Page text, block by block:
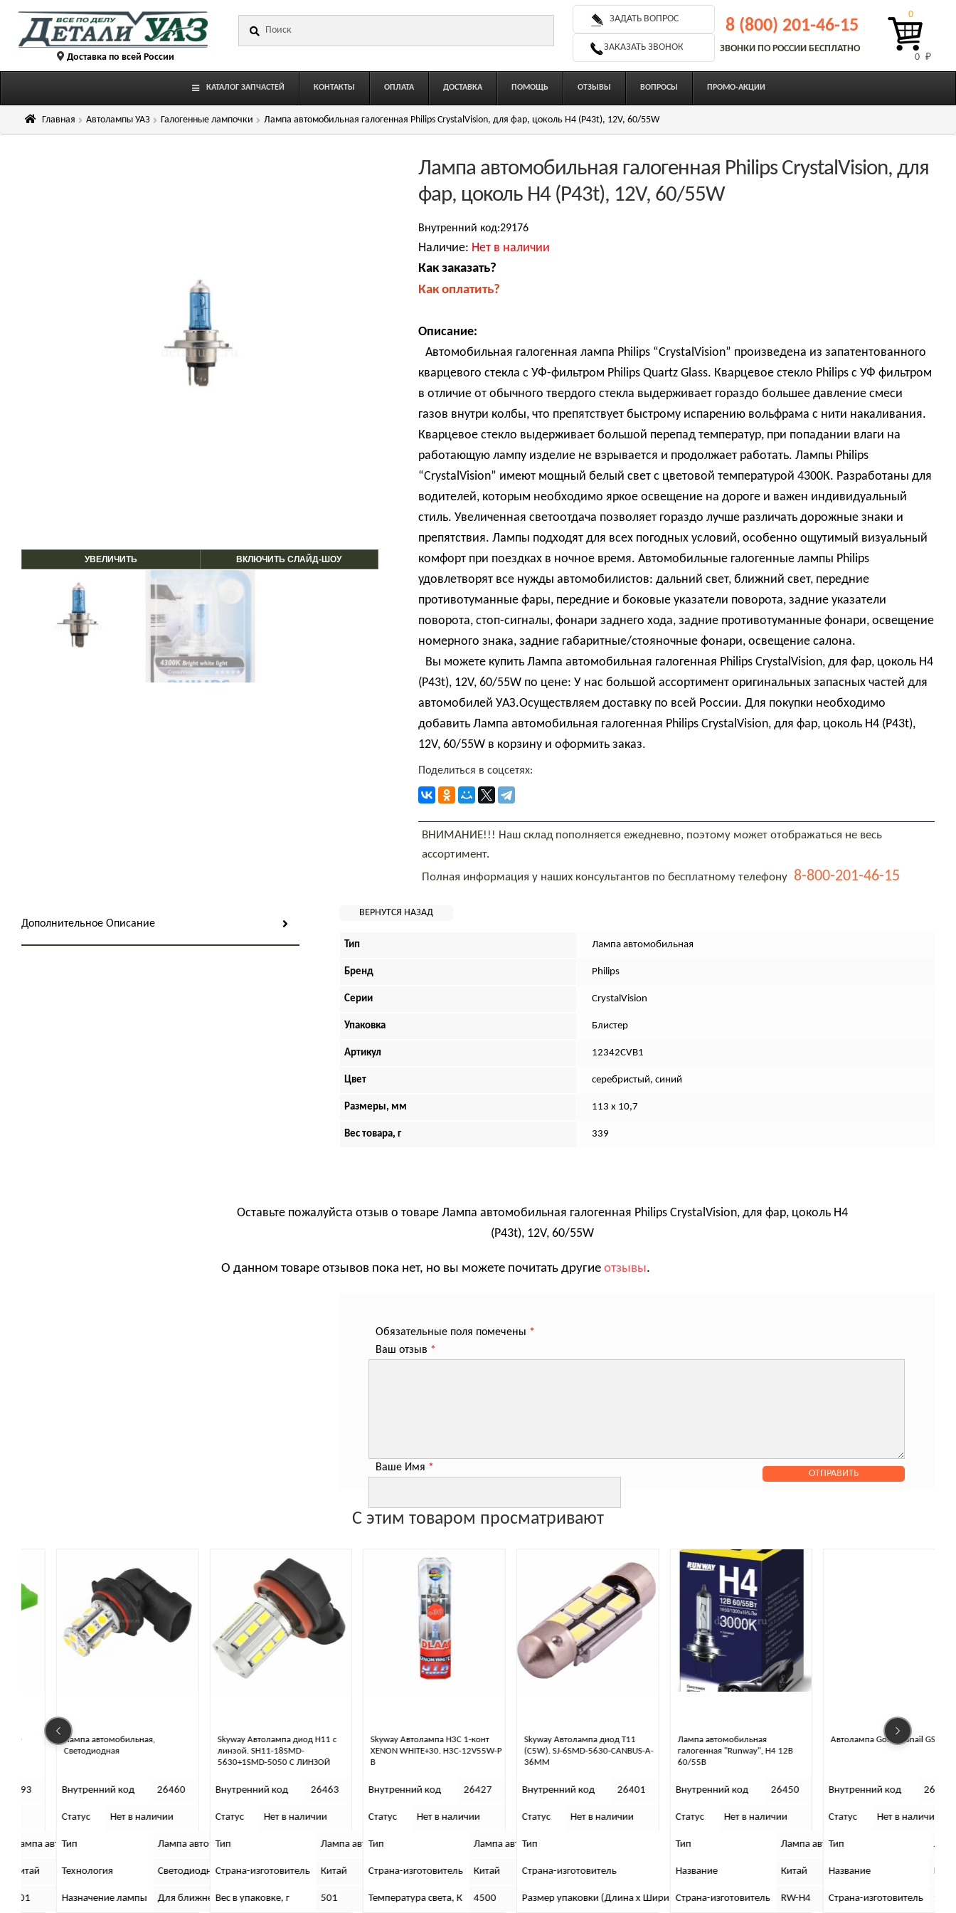
Перейти
Перейти
содержимому Доставка по всей России
ЗАДАТЬ ВОПРОС
ЗАКАЗАТЬ ЗВОНОК
8 (800) 201-46-15
ЗВОНКИ ПО РОССИИ БЕСПЛАТНО
0 ₽
0
КАТАЛОГ ЗАПЧАСТЕЙ КОНТАКТЫ ОПЛАТА ДОСТАВКА ПОМОЩЬ ОТЗЫВЫ ВОПРОСЫ ПРОМО-АКЦИИ
Главная Автолампы УАЗ Галогенные лампочки Лампа автомобильная галогенная Philips CrystalVision, для фар, цоколь H4 (P43t), 12V, 60/55W
УВЕЛИЧИТЬ ВКЛЮЧИТЬ СЛАЙД-ШОУ
Лампа автомобильная галогенная Philips CrystalVision, для
фар, цоколь H4 (P43t), 12V, 60/55W
Внутренний код:29176
Наличие: Нет в наличии
Как заказать?
Как оплатить?
Описание:
Автомобильная галогенная лампа Philips “CrystalVision” произведена из запатентованного
кварцевого стекла с УФ-фильтром Philips Quartz Glass. Кварцевое стекло Philips с УФ фильтром
в отличие от обычного твердого стекла выдерживает гораздо большее давление смеси
газов внутри колбы, что препятствует быстрому испарению вольфрама с нити накаливания.
Кварцевое стекло выдерживает большой перепад температур, при попадании влаги на
работающую лампу изделие не взрывается и продолжает работать. Лампы Philips
“CrystalVision” имеют мощный белый свет с цветовой температурой 4300К. Разработаны для
водителей, которым необходимо яркое освещение на дороге и важен индивидуальный
стиль. Увеличенная светоотдача позволяет гораздо лучше различать дорожные знаки и
препятствия. Лампы подходят для всех погодных условий, особенно ощутимый визуальный
комфорт при поездках в ночное время. Автомобильные галогенные лампы Philips
удовлетворят все нужды автомобилистов: дальний свет, ближний свет, передние
противотуманные фары, передние и боковые указатели поворота, задние указатели
поворота, стоп-сигналы, фонари заднего хода, задние противотуманные фонари, освещение
номерного знака, задние габаритные/стояночные фонари, освещение салона.
Вы можете купить Лампа автомобильная галогенная Philips CrystalVision, для фар, цоколь H4
(P43t), 12V, 60/55W по цене: У нас большой ассортимент оригинальных запасных частей для
автомобилей УАЗ.Осуществляем доставку по всей России. Для покупки необходимо
добавить Лампа автомобильная галогенная Philips CrystalVision, для фар, цоколь H4 (P43t),
12V, 60/55W в корзину и оформить заказ.
Поделиться в соцсетях:
ВНИМАНИЕ!!! Наш склад пополняется ежедневно, поэтому может отображаться не весь
ассортимент.
Полная информация у наших консультантов по бесплатному телефону 8-800-201-46-15
Дополнительное Описание
Тип Лампа автомобильная
Бренд Philips
Серии CrystalVision
Упаковка Блистер
Артикул 12342CVB1
Цвет серебристый, синий
Размеры, мм 113 x 10,7
Вес товара, г 339
Оставьте пожалуйста отзыв о товаре Лампа автомобильная галогенная Philips CrystalVision, для фар, цоколь H4
(P43t), 12V, 60/55W
О данном товаре отзывов пока нет, но вы можете почитать другие отзывы.
Обязательные поля помечены *
Ваш отзыв *
Ваше Имя *
С этим товаром просматривают
автомобильная
Лампа автомобильная,
Светодиодная
Внутренний код 26460
Нет в наличии
Тип Лампа автомобильная
Технология Светодиодная
Назначение лампы Для ближнего/дальнего света,Для противотуманных фар
Skyway Автолампа диод H11 с
линзой. SH11-18SMD-
5630+1SMD-5050 С ЛИНЗОЙ
Внутренний код 26463
Нет в наличии
Тип Лампа автомобильная
Страна-изготовитель Китай
Вес в упаковке, г 501
Skyway Автолампа H3С 1-конт
XENON WHITE+30. H3C-12V55W-P
Внутренний код 26427
Нет в наличии
Тип Лампа автомобильная
Страна-изготовитель Китай
Температура света, К 4500
Skyway Автолампа диод T11
(C5W). SJ-6SMD-5630-CANBUS-A-
Внутренний код 26401
Нет в наличии
Тип Лампа автомобильная
Страна-изготовитель
Размер упаковки (Длина х Ширина х Высота), см 4 x 1 x 1
Лампа автомобильная
галогенная "Runway", H4 12В
Внутренний код 26450
Нет в наличии
Лампа автомобильная
Название
Страна-изготовитель RW-H4
Автолампа Golden Snail GS 9108
Внутренний код 26469
Нет в наличии
Тип Лампа
Название
Страна-изготовитель 141-